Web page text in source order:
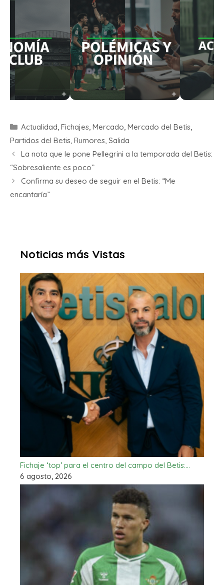
Actualidad, Fichajes, Mercado, Mercado del Betis,
Partidos del Betis, Rumores, Salida
La nota que le pone Pellegrini a la temporada del Betis:
“Sobresaliente es poco”
Confirma su deseo de seguir en el Betis: “Me
encantaría”
Noticias más Vistas
Fichaje ‘top’ para el centro del campo del Betis:…
6 agosto, 2026